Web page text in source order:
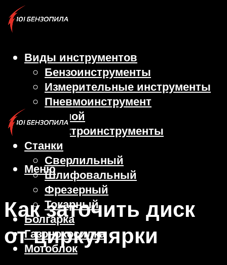
Виды инструментов
Бензоинструменты
Измерительные инструменты
Пневмоинструмент
Ручной
Электроинструменты
Станки
Сверлильный
Шлифовальный
Фрезерный
Токарный
Болгарка
Газонокосилка
Мотоблок
Меню
Как заточить диск
от циркулярки